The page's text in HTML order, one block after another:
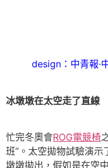
design：中青報·
冰墩墩在太空走了直線
忙完冬奧會ROG電競椅
班”。太空拋物試驗演
墩墩拋出，假如是在空